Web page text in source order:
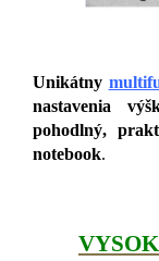
Unikátny
nastavenia
pohodlný,
notebook.